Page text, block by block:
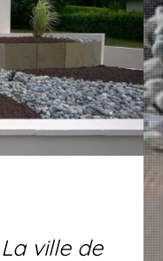
ville de